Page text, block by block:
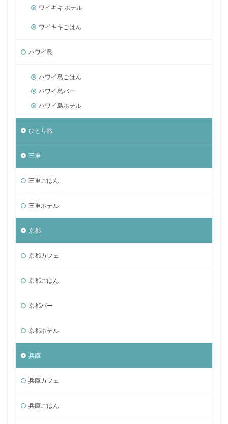
ワイキキ ホテル
ワイキキごはん
ハワイ島
ハワイ島ごはん
ハワイ島バー
ハワイ島ホテル
ひとり旅
三重
三重ごはん
三重ホテル
京都
京都カフェ
京都ごはん
京都バー
京都ホテル
兵庫
兵庫カフェ
兵庫ごはん